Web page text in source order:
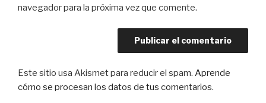
navegador para la próxima vez que comente.
Este sitio usa Akismet para reducir el spam. Aprende
cómo se procesan los datos de tus comentarios.